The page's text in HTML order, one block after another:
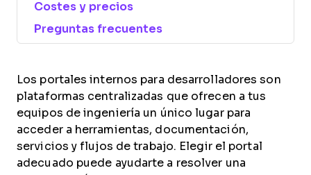
Costes y precios
Preguntas frecuentes
Los portales internos para desarrolladores son
plataformas centralizadas que ofrecen a tus
equipos de ingeniería un único lugar para
acceder a herramientas, documentación,
servicios y flujos de trabajo. Elegir el portal
adecuado puede ayudarte a resolver una